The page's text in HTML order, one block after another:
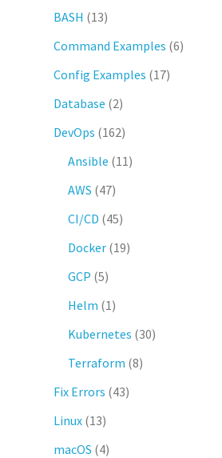
BASH (13)
Command Examples (6)
Config Examples (17)
Database (2)
DevOps (162)
Ansible (11)
AWS (47)
CI/CD (45)
Docker(19)
GCP (5)
Helm (1)
Kubernetes (30)
Terraform (8)
Fix Errors (43)
Linux(13)
macOS (4)